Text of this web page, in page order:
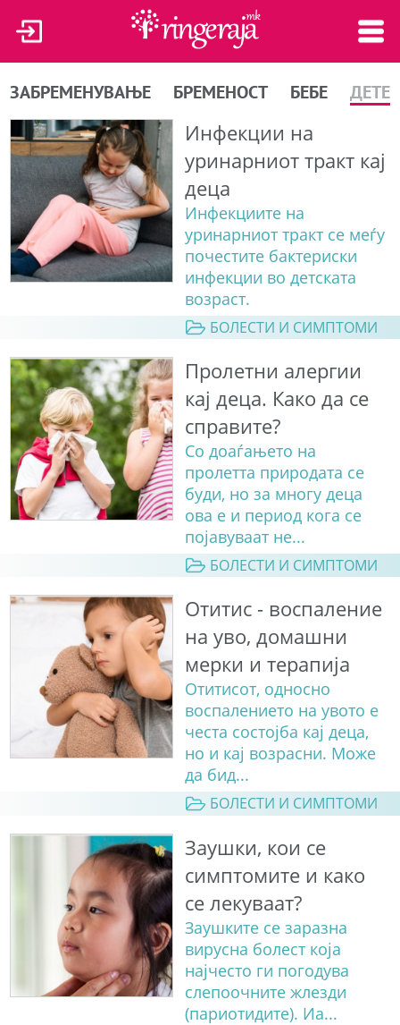
ЗАБРЕМЕНУВАЊЕ БРЕМЕНОСТ БЕБЕ ДЕТЕ
Инфекции на
уринарниот тракт кај
деца
Инфекциите на
уринарниот тракт се меѓу
почестите бактериски
инфекции во детската
возраст.
БОЛЕСТИ И СИМПТОМИ
Пролетни алергии
кај деца. Како да се
справите?
Со доаѓањето на
пролетта природата се
буди, но за многу деца
ова е и период кога се
појавуваат не...
БОЛЕСТИ И СИМПТОМИ
Отитис - воспаление
на уво, домашни
мерки и терапија
Отитисот, односно
воспалението на увото е
честа состојба кај деца,
но и кај возрасни. Може
да бид...
БОЛЕСТИ И СИМПТОМИ
Заушки, кои се
симптомите и како
се лекуваат?
Заушките се заразна
вирусна болест која
најчесто ги погодува
слепоочните жлезди
(париотидите). Иа...